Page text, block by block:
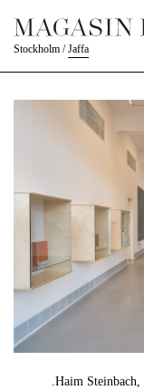
Stockholm /Jaffa
Haim